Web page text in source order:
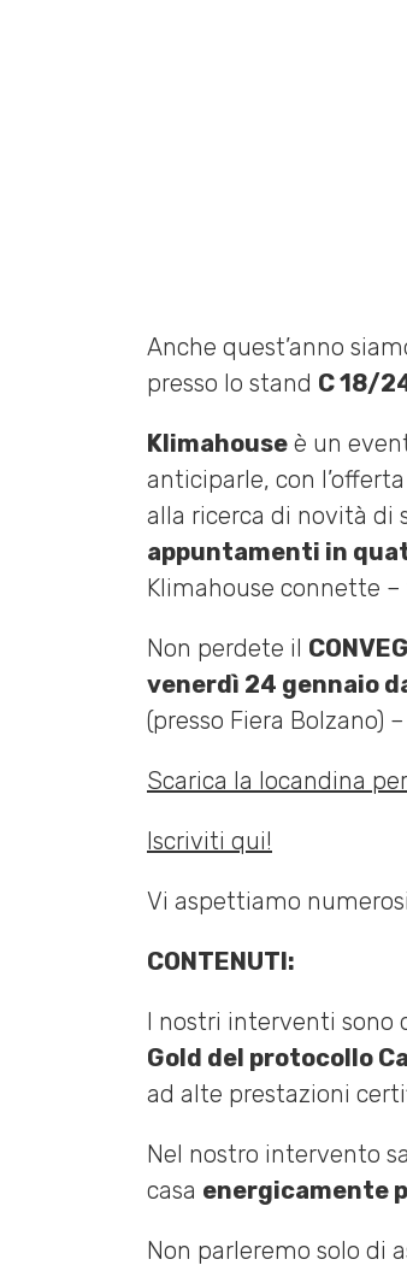
Anche quest’anno
presso lo stand C 18/
Klimahouse è un
anticiparle, con
alla ricerca di novità di
appuntamenti in
Klimahouse connette
Non perdete il
venerdì 24 gennaio
(presso Fiera Bolzano)
Scarica la locandina
Iscriviti qui!
Vi aspettiamo
CONTENUTI:
I nostri interventi sono
Gold del protocollo
ad alte prestazioni
Nel nostro intervento
casa energicamente
Non parleremo solo di